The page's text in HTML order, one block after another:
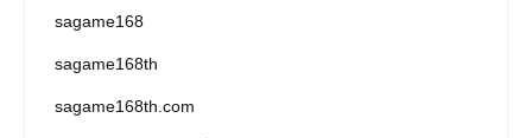
sagame168
sagame168th
sagame168th.com